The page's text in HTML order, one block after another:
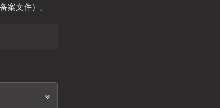
案文件）。